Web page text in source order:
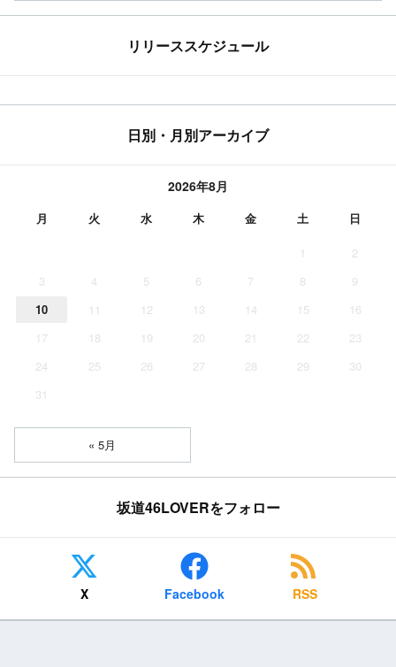
リリーススケジュール
日別・月別アーカイブ
2026年8月
月 火 水 木 金 土 日
1
2
3
4 5 6 7 8
9
10
11 12 13 14 15
16
17
18 19 20 21 22
23
24
25 26 27 28 29
30
31
« 5月
坂道46LOVERをフォロー
X Facebook RSS